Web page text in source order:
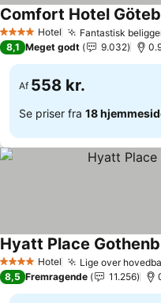
4 StjernerHotel Fantastisk
Comfort Hotel
8,1 Meget godt 9.032
Af 558 kr.
Se priser fra 18
4 StjernerHotel Lige over
Hyatt Place
8,5 Fremragende 11.256